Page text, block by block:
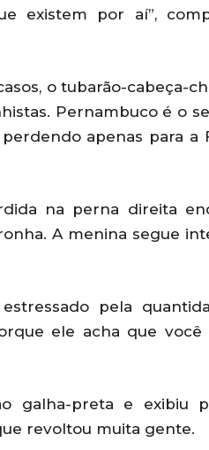
existem por aí”,
o tubarão-cabeça-
Pernambuco é o
apenas para a
na perna direita
A menina segue
pela
ele acha que você
galha-preta e exibiu
revoltou muita gente.